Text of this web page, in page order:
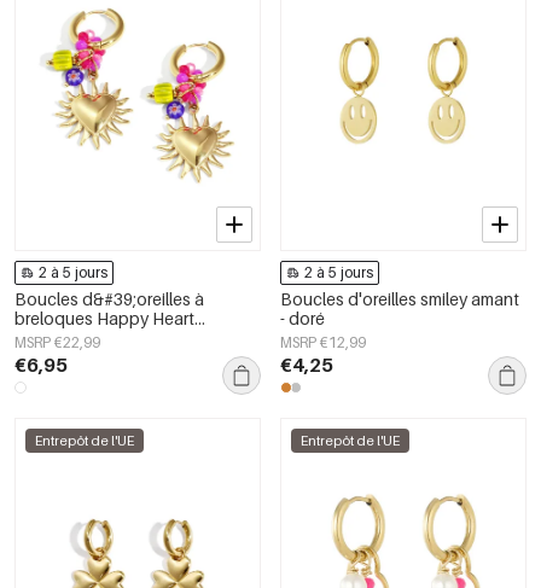
2 à 5 jours
Boucles d&#39;oreilles à
breloques Happy Heart
Glowing
MSRP €22,99
€6,95
2 à 5 jours
Boucles d'oreilles smiley amant
- doré
MSRP €12,99
€4,25
Entrepôt de l'UE Entrepôt de l'UE